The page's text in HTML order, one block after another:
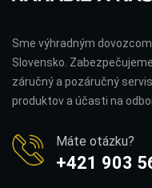
Sme výhradným
Slovensko.
záručný a pozáručný
produktov a účasti na
Máte otázku?
+421 903